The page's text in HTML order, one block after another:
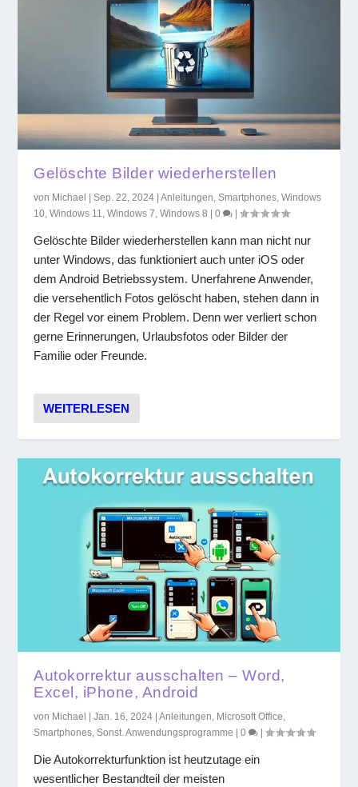
Gelöschte Bilder wiederherstellen
von Michael |Sep. 22, 2024 |Anleitungen,Smartphones,Windows
10,Windows 11,Windows 7,Windows 8 |0 |
Gelöschte Bilder wiederherstellen kann man nicht nur
unter Windows, das funktioniert auch unter iOS oder
dem Android Betriebssystem. Unerfahrene Anwender,
die versehentlich Fotos gelöscht haben, stehen dann in
der Regel vor einem Problem. Denn wer verliert schon
gerne Erinnerungen, Urlaubsfotos oder Bilder der
Familie oder Freunde.
WEITERLESEN
Autokorrektur ausschalten – Word,
Excel, iPhone, Android
von Michael |Jan. 16, 2024 |Anleitungen, Microsoft Office,
Smartphones,Sonst. Anwendungsprogramme |0 |
Die Autokorrekturfunktion ist heutzutage ein
wesentlicher Bestandteil der meisten